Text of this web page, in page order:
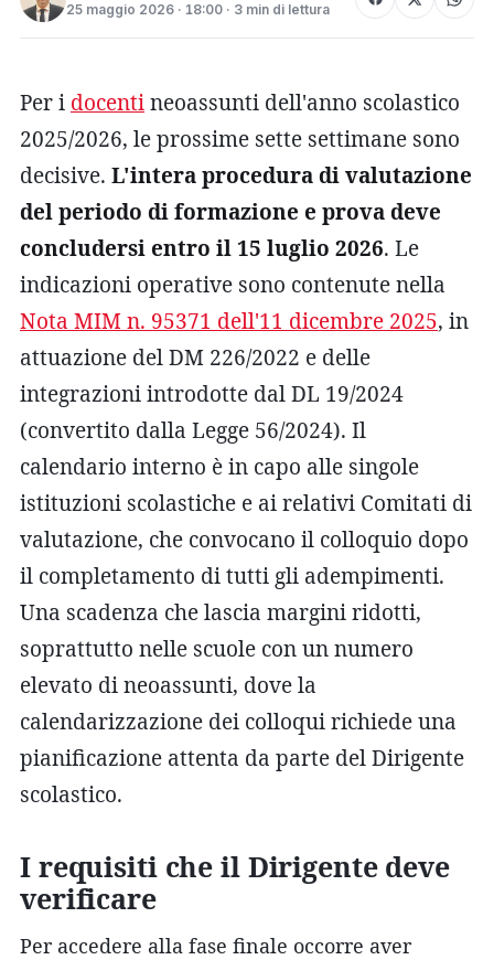
25 maggio 2026 · 18:00 · 3 min di lettura
Per i docentineoassunti dell'anno scolastico
2025/2026, le prossime sette settimane sono
decisive. L'intera procedura di valutazione
del periodo di formazione e prova deve
concludersi entro il 15 luglio 2026. Le
indicazioni operative sono contenute nella
Nota MIM n. 95371 dell'11 dicembre 2025, in
attuazione del DM 226/2022 e delle
integrazioni introdotte dal DL 19/2024
(convertito dalla Legge 56/2024). Il
calendario interno è in capo alle singole
istituzioni scolastiche e ai relativi Comitati di
valutazione, che convocano il colloquio dopo
il completamento di tutti gli adempimenti.
Una scadenza che lascia margini ridotti,
soprattutto nelle scuole con un numero
elevato di neoassunti, dove la
calendarizzazione dei colloqui richiede una
pianificazione attenta da parte del Dirigente
scolastico.
I requisiti che il Dirigente deve
verificare
Per accedere alla fase finale occorre aver